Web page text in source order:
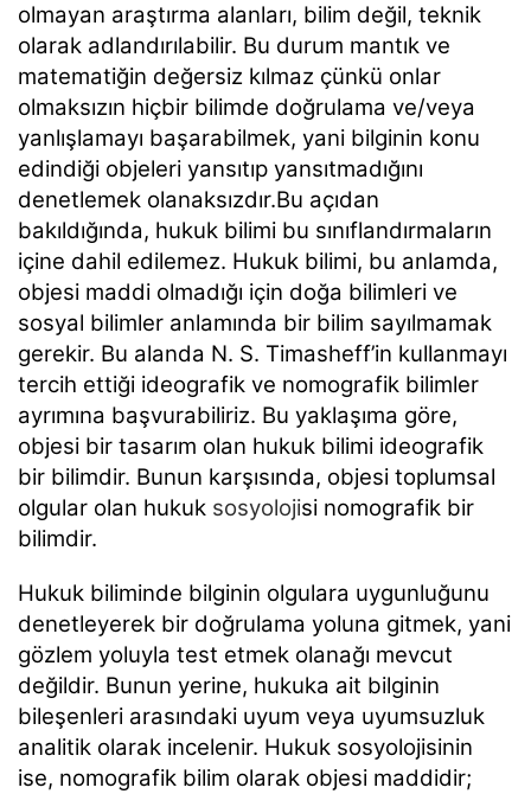
olmayan araştırma alanları, bilim değil, teknik
olarak adlandırılabilir. Bu durum mantık ve
matematiğin değersiz kılmaz çünkü onlar
olmaksızın hiçbir bilimde doğrulama ve/veya
yanlışlamayı başarabilmek, yani bilginin konu
edindiği objeleri yansıtıp yansıtmadığını
denetlemek olanaksızdır.Bu açıdan
bakıldığında, hukuk bilimi bu sınıflandırmaların
içine dahil edilemez. Hukuk bilimi, bu anlamda,
objesi maddi olmadığı için doğa bilimleri ve
sosyal bilimler anlamında bir bilim sayılmamak
gerekir. Bu alanda N. S. Timasheff’in kullanmayı
tercih ettiği ideografik ve nomografik bilimler
ayrımına başvurabiliriz. Bu yaklaşıma göre,
objesi bir tasarım olan hukuk bilimi ideografik
bir bilimdir. Bunun karşısında, objesi toplumsal
olgular olan hukuk sosyolojisi nomografik bir
bilimdir.
Hukuk biliminde bilginin olgulara uygunluğunu
denetleyerek bir doğrulama yoluna gitmek, yani
gözlem yoluyla test etmek olanağı mevcut
değildir. Bunun yerine, hukuka ait bilginin
bileşenleri arasındaki uyum veya uyumsuzluk
analitik olarak incelenir. Hukuk sosyolojisinin
ise, nomografik bilim olarak objesi maddidir;